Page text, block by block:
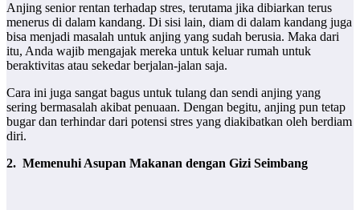
Anjing senior rentan terhadap stres, terutama jika dibiarkan terus
menerus di dalam kandang. Di sisi lain, diam di dalam kandang juga
bisa menjadi masalah untuk anjing yang sudah berusia. Maka dari
itu, Anda wajib mengajak mereka untuk keluar rumah untuk
beraktivitas atau sekedar berjalan-jalan saja.
Cara ini juga sangat bagus untuk tulang dan sendi anjing yang
sering bermasalah akibat penuaan. Dengan begitu, anjing pun tetap
bugar dan terhindar dari potensi stres yang diakibatkan oleh berdiam
diri.
2. Memenuhi Asupan Makanan dengan Gizi Seimbang